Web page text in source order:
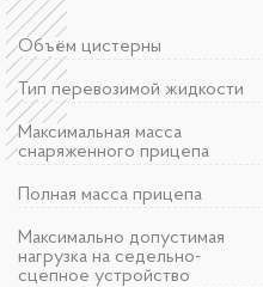
Объём цистерны
Тип перевозимой жидкости
Максимальная масса
снаряженного прицепа
Полная масса прицепа
Максимально допустимая
нагрузка на седельно-
сцепное устройство